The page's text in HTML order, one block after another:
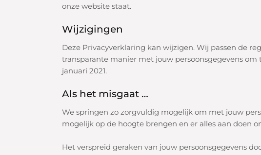
onze website staat.
Wijzigingen
Deze Privacyverklaring kan wijzigen. Wij passen de
transparante manier met jouw persoonsgegevens
januari 2021.
Als het misgaat …
We springen zo zorgvuldig mogelijk om met jouw
mogelijk op de hoogte brengen en er alles aan doen
Het verspreid geraken van jouw persoonsgegevens